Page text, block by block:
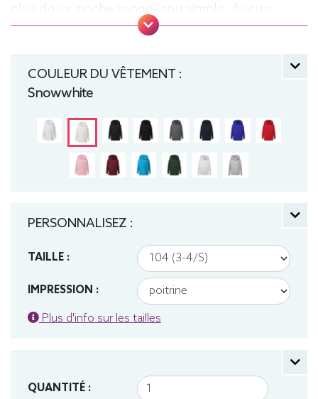
plus doux, poche kangourou simple. Aucun
cordon de serrage sur les modèles enfants. .
140 (9-10 ans), 152 (11-12 ans) manche longue,
Sweat, Hiver, Enfant, Capuche
COULEUR DU VÊTEMENT :
Snowwhite
PERSONNALISEZ :
TAILLE :
IMPRESSION :
Plus d'info sur les tailles
QUANTITÉ :